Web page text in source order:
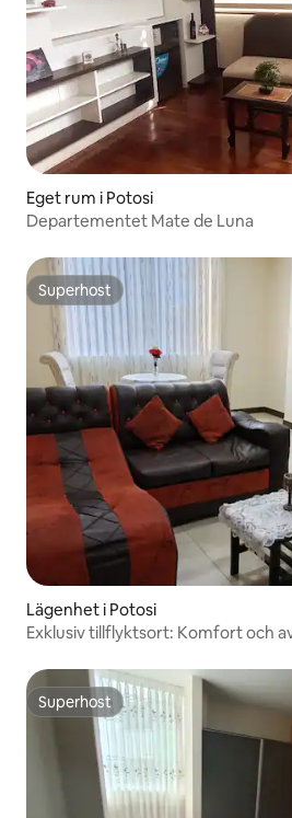
Eget rum i Potosi
Departementet Mate de Luna
Superhost
Superhost
Lägenhet i Potosi
Exklusiv tillflyktsort: Komfort och
Superhost
Superhost